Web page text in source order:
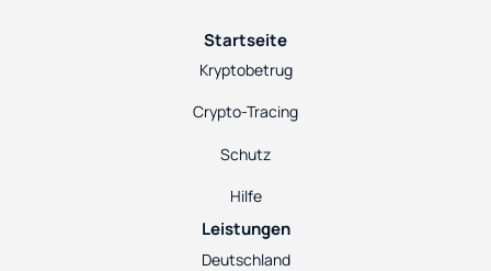
Startseite
Kryptobetrug
Crypto-Tracing
Schutz
Hilfe
Leistungen
Deutschland